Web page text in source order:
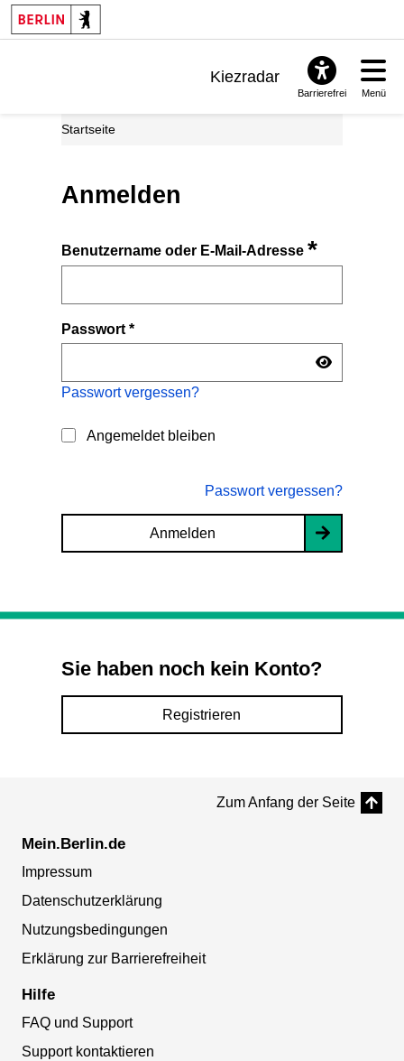
Kiezradar
Barrierefrei Menü
Startseite
Anmelden
Benutzername oder E-Mail-Adresse*
Passwort*
Passwort vergessen?
Angemeldet bleiben
Passwort vergessen?
Anmelden
Sie haben noch kein Konto?
Registrieren
Zum Anfang der Seite
Mein.Berlin.de
Impressum
Datenschutzerklärung
Nutzungsbedingungen
Erklärung zur Barrierefreiheit
Hilfe
FAQ und Support
Support kontaktieren